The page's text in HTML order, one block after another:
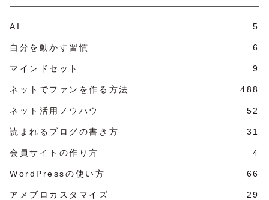
AI 5
自分を動かす習慣 6
マインドセット 9
ネットでファンを作る方法 488
ネット活用ノウハウ 52
読まれるブログの書き方 31
会員サイトの作り方 4
WordPressの使い方 66
アメブロカスタマイズ 29